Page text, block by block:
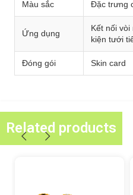
Màu sắc Đặc trưng
Ứng dụng
Kết nối
kiện tưới
Đóng gói Skin card
Related products